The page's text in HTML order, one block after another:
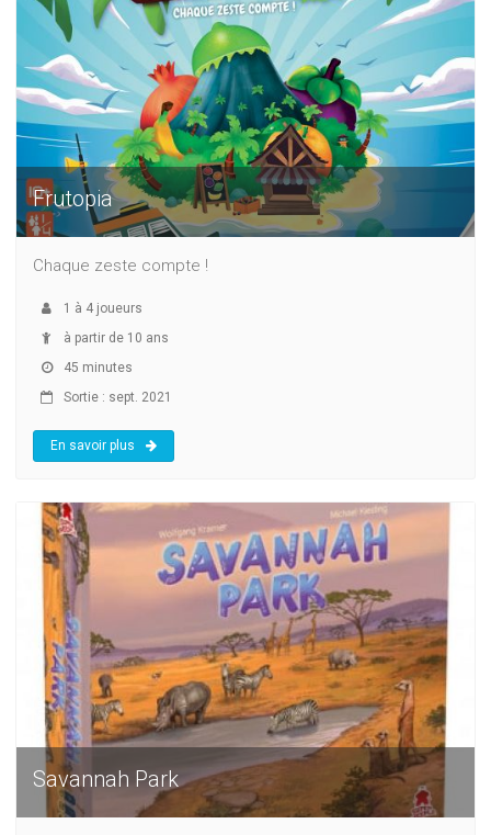
Frutopia
Chaque zeste compte !
1 à 4 joueurs
à partir de 10 ans
45 minutes
Sortie : sept. 2021
En savoir plus
Savannah Park